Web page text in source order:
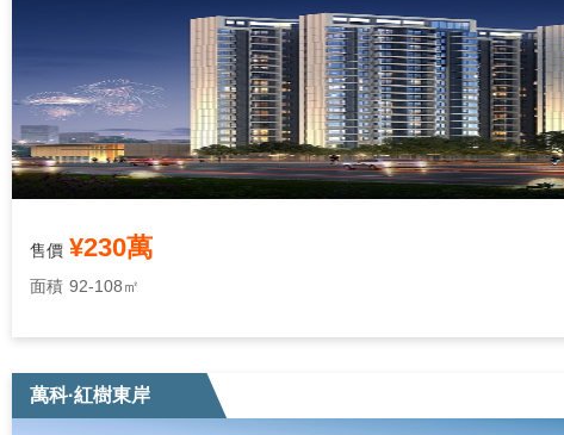
售價 ¥230萬
面積 92-108㎡
萬科·紅樹東岸